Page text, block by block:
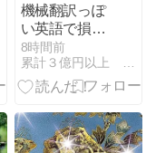
機械翻訳っぽ
い英語で損し
ていた時代が
終わる
8時間前
累計３億円以上 語学を使って副収入を得る専門家 栗原久美子